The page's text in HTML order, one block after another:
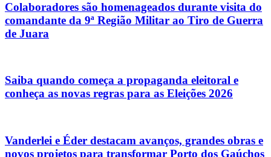
Colaboradores são homenageados durante visita do
comandante da 9ª Região Militar ao Tiro de Guerra
de Juara
Saiba quando começa a propaganda eleitoral e
conheça as novas regras para as Eleições 2026
Vanderlei e Éder destacam avanços, grandes obras e
novos projetos para transformar Porto dos Gaúchos